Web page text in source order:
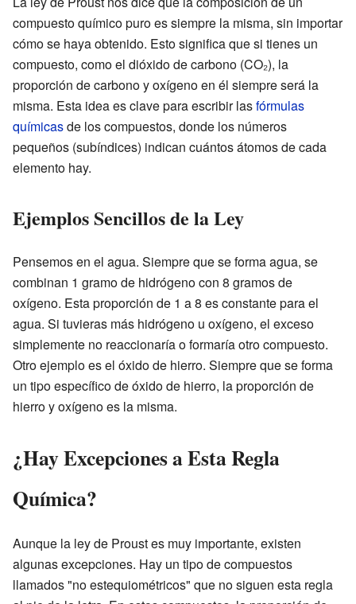
compuesto químico puro es siempre la misma, sin importar
cómo se haya obtenido. Esto significa que si tienes un
compuesto, como el dióxido de carbono (CO₂), la
proporción de carbono y oxígeno en él siempre será la
misma. Esta idea es clave para escribir lasfórmulas
químicasde los compuestos, donde los números
pequeños (subíndices) indican cuántos átomos de cada
elemento hay.
Ejemplos Sencillos de la Ley
Pensemos en el agua. Siempre que se forma agua, se
combinan 1 gramo de hidrógeno con 8 gramos de
oxígeno. Esta proporción de 1 a 8 es constante para el
agua. Si tuvieras más hidrógeno u oxígeno, el exceso
simplemente no reaccionaría o formaría otro compuesto.
Otro ejemplo es el óxido de hierro. Siempre que se forma
un tipo específico de óxido de hierro, la proporción de
hierro y oxígeno es la misma.
¿Hay Excepciones a Esta Regla
Química?
Aunque la ley de Proust es muy importante, existen
algunas excepciones. Hay un tipo de compuestos
llamados "no estequiométricos" que no siguen esta regla